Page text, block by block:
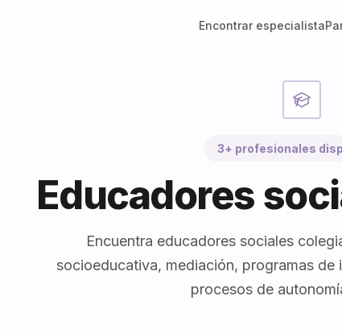
Encontrar especialista
3+ profesionales
Educadores
Encuentra educadores sociales
socioeducativa, mediación, programas de
procesos de